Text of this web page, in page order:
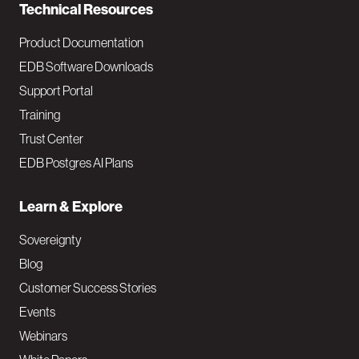
Technical Resources
Product Documentation
EDB Software Downloads
Support Portal
Training
Trust Center
EDB Postgres AI Plans
Learn & Explore
Sovereignty
Blog
Customer Success Stories
Events
Webinars